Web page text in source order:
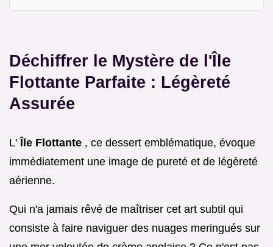
Déchiffrer le Mystère de l'Île
Flottante Parfaite : Légèreté
Assurée
L' Île Flottante , ce dessert emblématique, évoque
immédiatement une image de pureté et de légèreté
aérienne.
Qui n'a jamais rêvé de maîtriser cet art subtil qui
consiste à faire naviguer des nuages meringués sur